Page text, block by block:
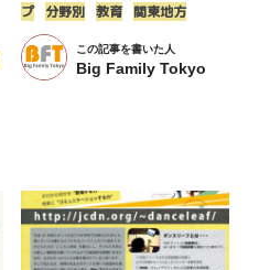
プ
分野別 教育 関東地方
この記事を書いた人
Big Family Tokyo